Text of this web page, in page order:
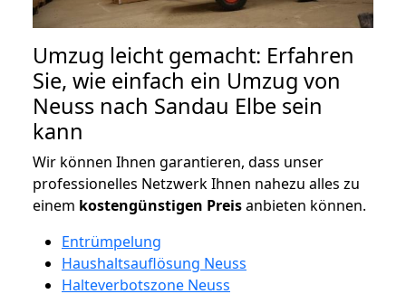
Umzug leicht gemacht: Erfahren
Sie, wie einfach ein Umzug von
Neuss nach Sandau Elbe sein
kann
Wir können Ihnen garantieren, dass unser
professionelles Netzwerk Ihnen nahezu alles zu
einem kostengünstigen Preisanbieten können.
Entrümpelung
Haushaltsauflösung Neuss
Halteverbotszone Neuss